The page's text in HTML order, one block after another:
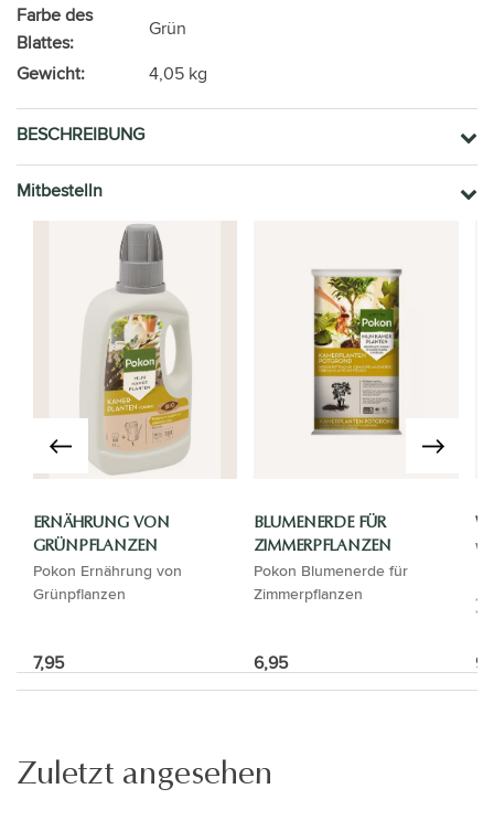
Farbe des
Blattes:
Grün
Gewicht:
4,05 kg
BESCHREIBUNG
Mitbestelln
ERNÄHRUNG VON
GRÜNPFLANZEN
Pokon Ernährung von
Grünpflanzen
7,95
BLUMENERDE FÜR
ZIMMERPFLANZEN
Pokon Blumenerde für
Zimmerpflanzen
6,95
Zuletzt angesehen